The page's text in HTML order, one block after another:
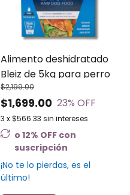
Alimento deshidratado
Bleiz de 5kg para perro
$1,699.00
$2,199.00
23% OFF
3 x$566.33 sin intereses
o 12% OFF con
suscripción
¡No te lo pierdas, es el
último!